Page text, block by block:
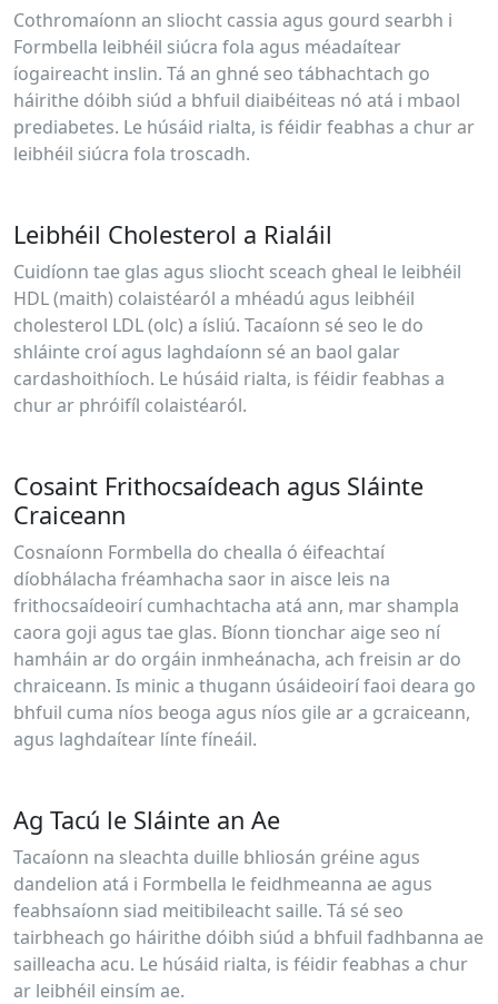
Cothromaíonn an sliocht cassia agus gourd searbh i
Formbella leibhéil siúcra fola agus méadaítear
íogaireacht inslin. Tá an ghné seo tábhachtach go
háirithe dóibh siúd a bhfuil diaibéiteas nó atá i mbaol
prediabetes. Le húsáid rialta, is féidir feabhas a chur ar
leibhéil siúcra fola troscadh.
Leibhéil Cholesterol a Rialáil
Cuidíonn tae glas agus sliocht sceach gheal le leibhéil
HDL (maith) colaistéaról a mhéadú agus leibhéil
cholesterol LDL (olc) a ísliú. Tacaíonn sé seo le do
shláinte croí agus laghdaíonn sé an baol galar
cardashoithíoch. Le húsáid rialta, is féidir feabhas a
chur ar phróifíl colaistéaról.
Cosaint Frithocsaídeach agus Sláinte
Craiceann
Cosnaíonn Formbella do chealla ó éifeachtaí
díobhálacha fréamhacha saor in aisce leis na
frithocsaídeoirí cumhachtacha atá ann, mar shampla
caora goji agus tae glas. Bíonn tionchar aige seo ní
hamháin ar do orgáin inmheánacha, ach freisin ar do
chraiceann. Is minic a thugann úsáideoirí faoi deara go
bhfuil cuma níos beoga agus níos gile ar a gcraiceann,
agus laghdaítear línte fíneáil.
Ag Tacú le Sláinte an Ae
Tacaíonn na sleachta duille bhliosán gréine agus
dandelion atá i Formbella le feidhmeanna ae agus
feabhsaíonn siad meitibileacht saille. Tá sé seo
tairbheach go háirithe dóibh siúd a bhfuil fadhbanna ae
sailleacha acu. Le húsáid rialta, is féidir feabhas a chur
ar leibhéil einsím ae.